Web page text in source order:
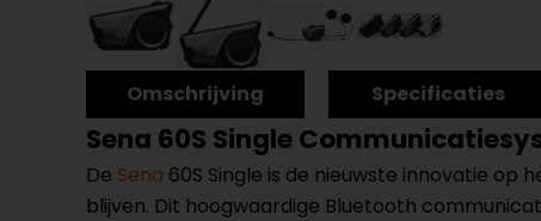
Omschrijving Specificaties
Sena 60S Single
De Sena 60S Single is de nieuwste innovatie
blijven. Dit hoogwaardige Bluetooth